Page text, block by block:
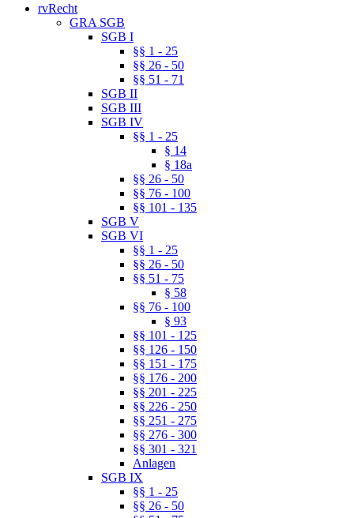
rvRecht
GRA SGB
SGB I
§§ 1 - 25
§§ 26 - 50
§§ 51 - 71
SGB II
SGB III
SGB IV
§§ 1 - 25
§ 14
§ 18a
§§ 26 - 50
§§ 76 - 100
§§ 101 - 135
SGB V
SGB VI
§§ 1 - 25
§§ 26 - 50
§§ 51 - 75
§ 58
§§ 76 - 100
§ 93
§§ 101 - 125
§§ 126 - 150
§§ 151 - 175
§§ 176 - 200
§§ 201 - 225
§§ 226 - 250
§§ 251 - 275
§§ 276 - 300
§§ 301 - 321
Anlagen
SGB IX
§§ 1 - 25
§§ 26 - 50